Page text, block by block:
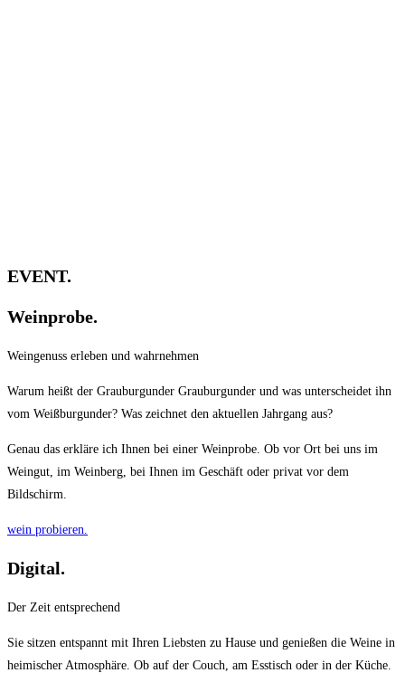
EVENT.
Weinprobe.
Weingenuss erleben und wahrnehmen
Warum heißt der Grauburgunder Grauburgunder und was unterscheidet ihn
vom Weißburgunder? Was zeichnet den aktuellen Jahrgang aus?
Genau das erkläre ich Ihnen bei einer Weinprobe. Ob vor Ort bei uns im
Weingut, im Weinberg, bei Ihnen im Geschäft oder privat vor dem
Bildschirm.
wein probieren.
Digital.
Der Zeit entsprechend
Sie sitzen entspannt mit Ihren Liebsten zu Hause und genießen die Weine in
heimischer Atmosphäre. Ob auf der Couch, am Esstisch oder in der Küche.